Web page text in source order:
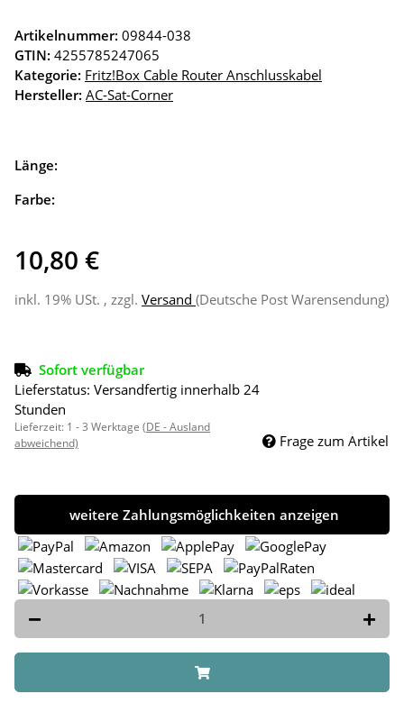
Artikelnummer: 09844-038
GTIN: 4255785247065
Kategorie: Fritz!Box Cable Router Anschlusskabel
Hersteller: AC-Sat-Corner
Länge:
Farbe:
10,80 €
inkl. 19% USt. , zzgl. Versand (Deutsche Post Warensendung)
Sofort verfügbar
Lieferstatus: Versandfertig innerhalb 24
Stunden
Lieferzeit: 1 - 3 Werktage (DE - Ausland
abweichend)
Frage zum Artikel
weitere Zahlungsmöglichkeiten anzeigen